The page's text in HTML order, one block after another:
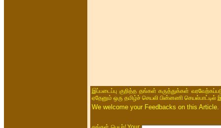
இப்படைப்பு குறித்த தங்கள் கருத்துக்கள்
ஏதேனும் ஒரு தமிழ்ச் செயலி பின்னணி
We welcome your Feedbacks on this